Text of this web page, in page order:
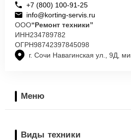
г. Сочи Навагинская ул., 9Д,
+7 (800) 100-91-25
info@korting-servis.ru
ООО“Ремонт техники”
ИНН234789782
ОГРН98742397845098
Меню
Виды техники